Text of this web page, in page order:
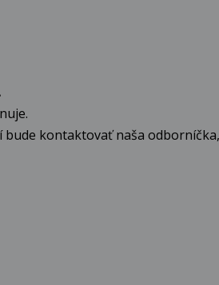
bude kontaktovať naša